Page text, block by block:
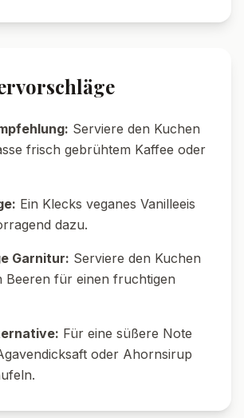
Serviere den Kuchen
frisch gebrühtem Kaffee oder
Ein Klecks veganes Vanilleeis
dazu.
Garnitur: Serviere den Kuchen
Beeren für einen fruchtigen
Für eine süßere Note
oder Ahornsirup